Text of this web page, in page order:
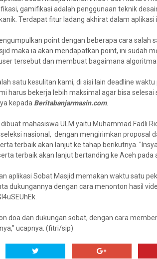
gamifikasi adalah penggunaan teknik
Terdapat fitur ladang akhirat dalam aplikasi
point dengan beberapa cara salah
maka ia akan mendapatkan point, ini sudah
tersebut dan membuat bagaimana
satu kesulitan kami, di sisi lain deadline
harus bekerja lebih maksimal agar bisa selesai
kepada Beritabanjarmasin.com.
mahasiswa ULM yaitu Muhammad Fadli
nasional, dengan mengirimkan proposal
terbaik akan lanjut ke tahap berikutnya.
terbaik akan lanjut bertanding ke Aceh pada
aplikasi Sobat Masjid memakan waktu satu
dukungannya dengan cara menonton hasil
doa dan dukungan sobat, dengan cara
ucapnya. (fitri/sip)